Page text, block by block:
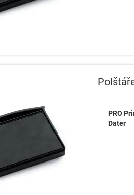
PRO
Dater